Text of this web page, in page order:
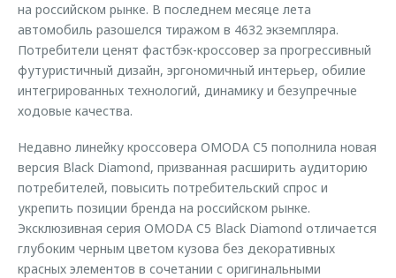
на российском рынке. В последнем месяце лета
автомобиль разошелся тиражом в 4632 экземпляра.
Потребители ценят фастбэк-кроссовер за прогрессивный
футуристичный дизайн, эргономичный интерьер, обилие
интегрированных технологий, динамику и безупречные
ходовые качества.
Недавно линейку кроссовера OMODA C5 пополнила новая
версия Black Diamond, призванная расширить аудиторию
потребителей, повысить потребительский спрос и
укрепить позиции бренда на российском рынке.
Эксклюзивная серия OMODA C5 Black Diamond отличается
глубоким черным цветом кузова без декоративных
красных элементов в сочетании с оригинальными